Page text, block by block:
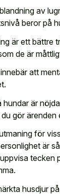
av
beror på
är ett bättre
de är
att
hundar är
gör ärenden
för
är
tecken
husdjur